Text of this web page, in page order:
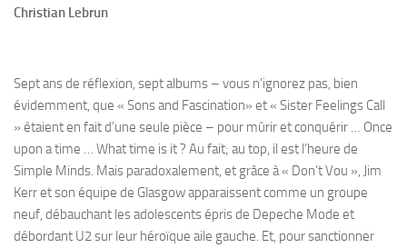
Christian Lebrun
Sept ans de réflexion, sept albums – vous n’ignorez pas, bien
évidemment, que « Sons and Fascination» et « Sister Feelings Call
» étaient en fait d’une seule pièce – pour mûrir et conquérir … Once
upon a time … What time is it ? Au fait; au top, il est l’heure de
Simple Minds. Mais paradoxalement, et grâce à « Don’t Vou », Jim
Kerr et son équipe de Glasgow apparaissent comme un groupe
neuf, débauchant les adolescents épris de Depeche Mode et
débordant U2 sur leur héroïque aile gauche. Et, pour sanctionner